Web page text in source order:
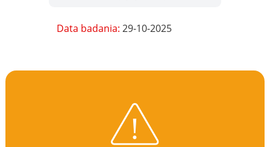
Data badania:29-10-2025